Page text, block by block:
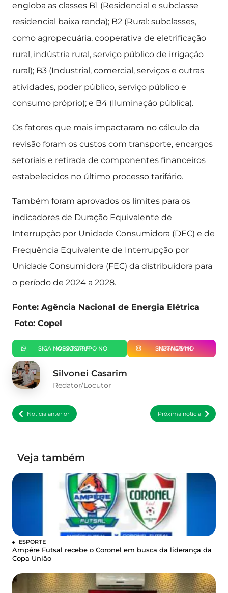
engloba as classes B1 (Residencial e subclasse
residencial baixa renda); B2 (Rural: subclasses,
como agropecuária, cooperativa de eletrificação
rural, indústria rural, serviço público de irrigação
rural); B3 (Industrial, comercial, serviços e outras
atividades, poder público, serviço público e
consumo próprio); e B4 (Iluminação pública).
Os fatores que mais impactaram no cálculo da
revisão foram os custos com transporte, encargos
setoriais e retirada de componentes financeiros
estabelecidos no último processo tarifário.
Também foram aprovados os limites para os
indicadores de Duração Equivalente de
Interrupção por Unidade Consumidora (DEC) e de
Frequência Equivalente de Interrupção por
Unidade Consumidora (FEC) da distribuidora para
o período de 2024 a 2028.
Fonte: Agência Nacional de Energia Elétrica
Foto: Copel
SIGA NOSSO GRUPO NO WHATSAPP SIGA-NOS NO INSTAGRAM
Silvonei Casarim
Redator/Locutor
Notícia anterior Próxima notícia
Veja também
ESPORTE
Ampére Futsal recebe o Coronel em busca da liderança da
Copa União